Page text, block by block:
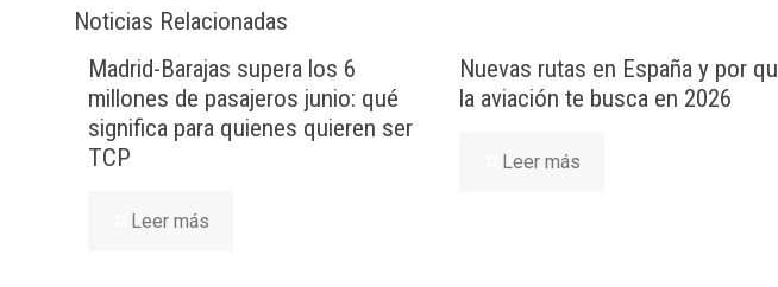
Noticias Relacionadas
Madrid-Barajas supera los 6
millones de pasajeros junio: qué
significa para quienes quieren ser
TCP
Leer más
Nuevas rutas en España y por
la aviación te busca en 2026
Leer más